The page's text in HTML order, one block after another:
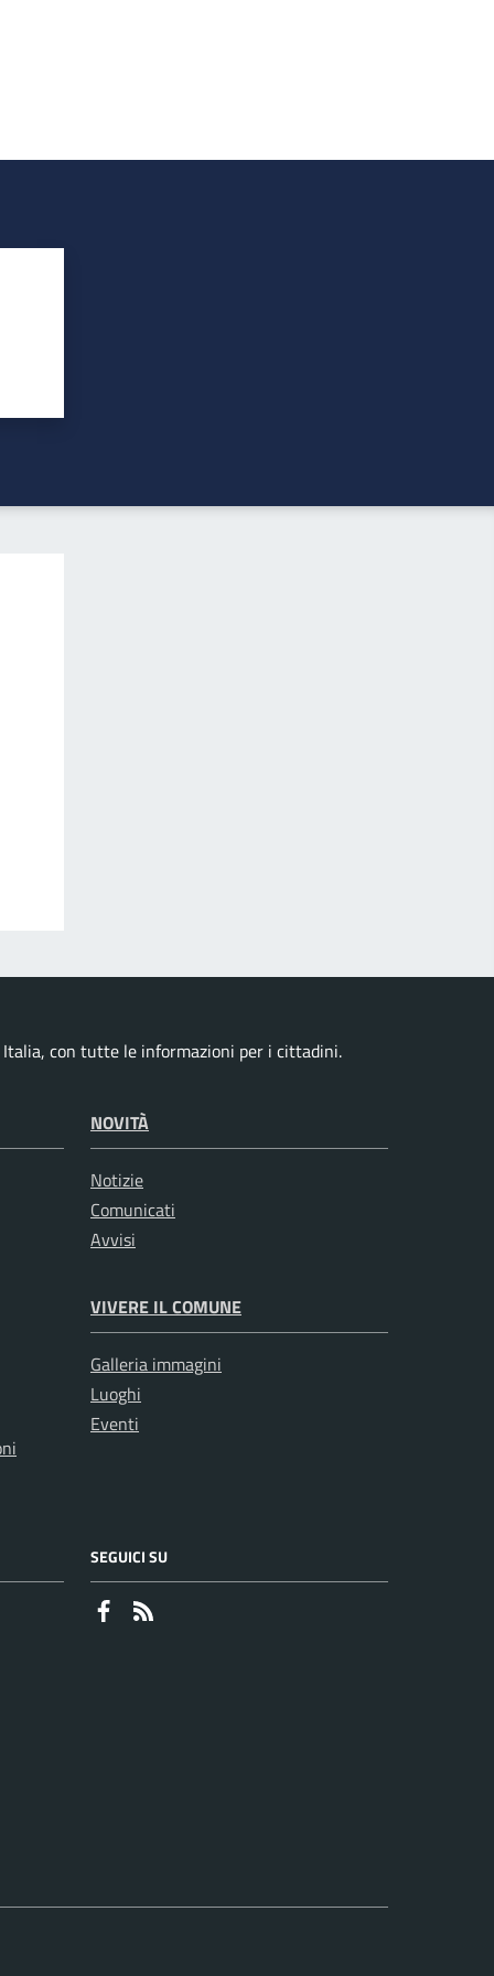
Italia, con tutte le informazioni per i cittadini.
NOVITÀ
Notizie
Comunicati
Avvisi
VIVERE IL COMUNE
Galleria immagini
Luoghi
Eventi
SEGUICI SU
Faceboook